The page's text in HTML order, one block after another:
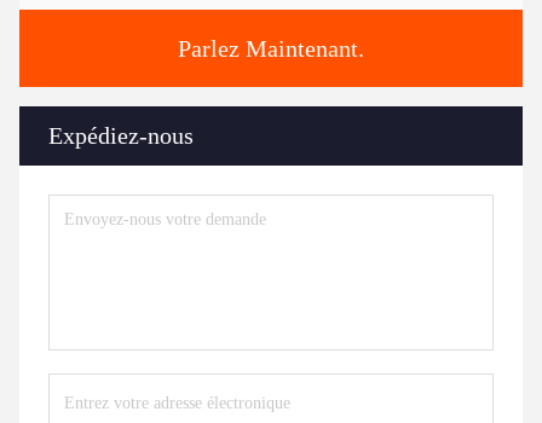
Parlez Maintenant.
Expédiez-nous